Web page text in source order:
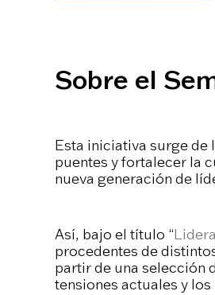
Sobre el
Esta iniciativa surge de
puentes y fortalecer la
nueva generación de
Así, bajo el título “
procedentes de
partir de una selección
tensiones actuales y